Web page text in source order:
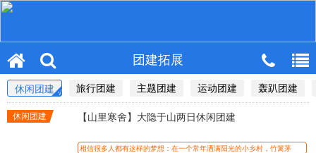
团建拓展
休闲团建 旅行团建 主题团建 运动团建 轰趴团建
休闲团建 【山里寒舍】大隐于山两日休闲团建
相信很多人都有这样的梦想：在一个常年洒满阳光的小乡村，竹篱茅